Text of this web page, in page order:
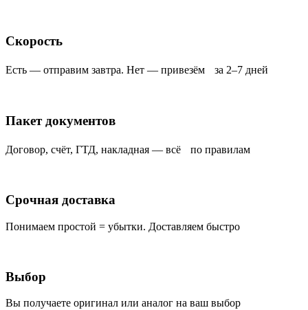
Скорость
Есть — отправим завтра. Нет — привезём за 2–7 дней
Пакет документов
Договор, счёт, ГТД, накладная — всё по правилам
Срочная доставка
Понимаем простой = убытки. Доставляем быстро
Выбор
Вы получаете оригинал или аналог на ваш выбор